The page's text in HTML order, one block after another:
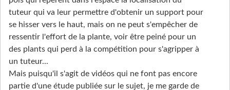
tuteur qui va leur permettre d'obtenir un support pour
se hisser vers le haut, mais on ne peut s'empêcher de
ressentir l'effort de la plante, voir être peiné pour un
des plants qui perd à la compétition pour s'agripper à
un tuteur...
Mais puisqu'il s'agit de vidéos qui ne font pas encore
partie d'une étude publiée sur le sujet, je me garde de